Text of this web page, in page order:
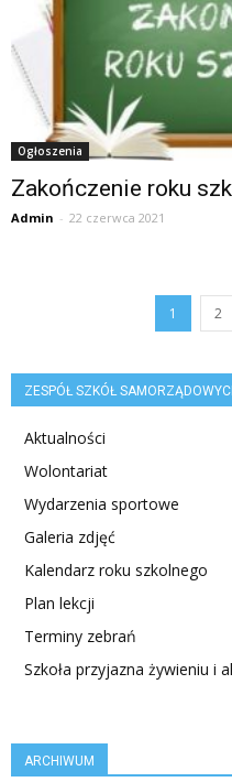
Ogłoszenia
Zakończenie roku
Admin - 22 czerwca 2021
1 2
ZESPÓŁ SZKÓŁ
Aktualności
Wolontariat
Wydarzenia sportowe
Galeria zdjęć
Kalendarz roku szkolnego
Plan lekcji
Terminy zebrań
Szkoła przyjazna żywieniu i
ARCHIWUM